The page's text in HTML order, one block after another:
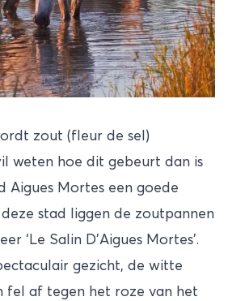
zout (fleur de sel)
weten hoe dit gebeurt dan is
Aigues Mortes een goede
deze stad liggen de zoutpannen
‘Le Salin D’Aigues Mortes’.
gezicht, de witte
fel af tegen het roze van het